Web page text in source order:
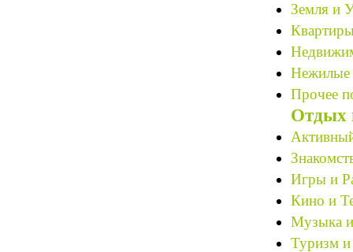
Земля и
Нежилые
Прочее
Отдых
Игры и
Кино и
Музыка
Туризм